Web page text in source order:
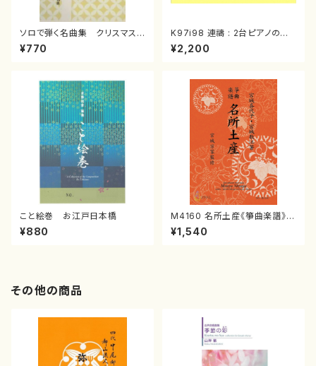
ソロで弾く名曲集 クリスマス・
イブ／恋人がサンタクロース(
箏独奏 /大平光美 編曲/楽
¥770
K97i98 連禱 : 2台ピアノのた
めの（2 Pianos / 菊池 幸夫 /
楽譜）
¥2,200
こと絵巻 お江戸日本橋
¥880
M4160 名所土産《箏曲楽譜》
（箏/宮城喜代子・宮城数江著・
宮城宗家監修/箏曲古典楽譜）
¥1,540
その他の商品